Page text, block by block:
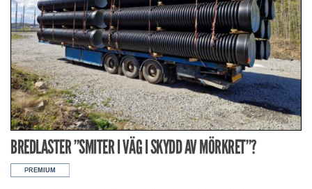
BREDLASTER ”SMITER I VÄG I SKYDD AV MÖRKRET”?